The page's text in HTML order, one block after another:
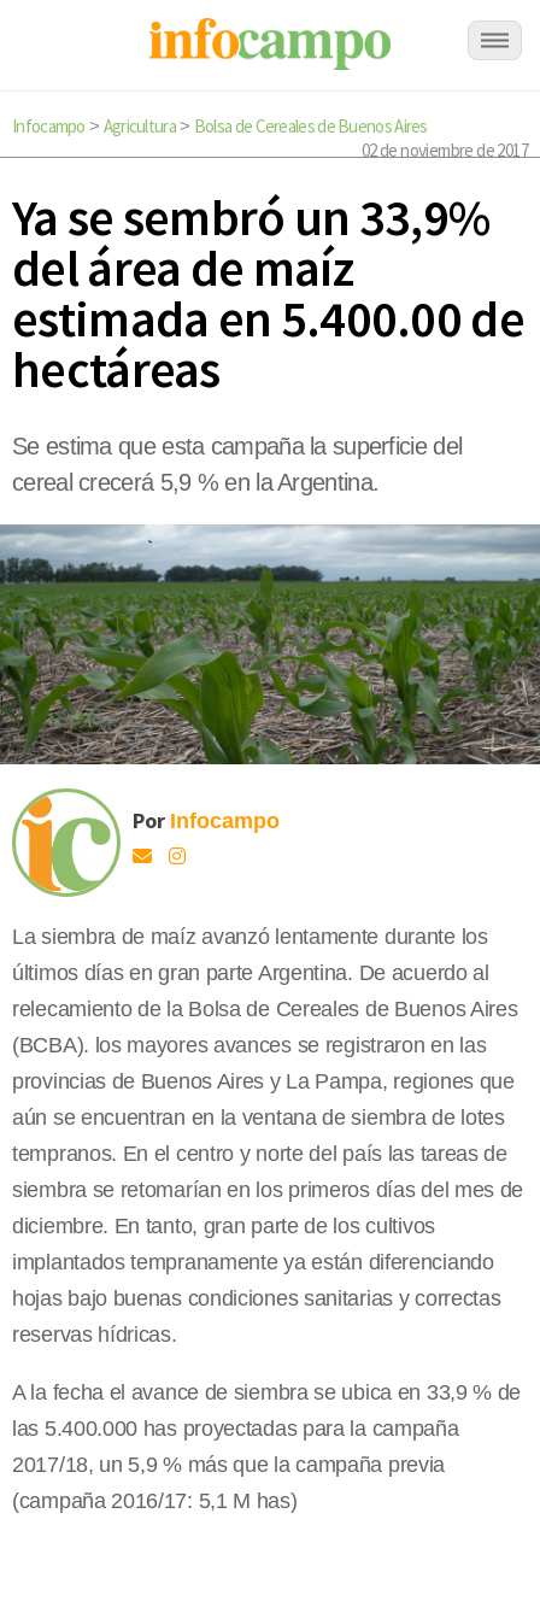
Infocampo > Agricultura> Bolsa de Cereales de Buenos Aires
02 de noviembre de 2017
Ya se sembró un 33,9%
del área de maíz
estimada en 5.400.00 de
hectáreas
Se estima que esta campaña la superficie del
cereal crecerá 5,9 % en la Argentina.
Por Infocampo
La siembra de maíz avanzó lentamente durante los
últimos días en gran parte Argentina. De acuerdo al
relecamiento de la Bolsa de Cereales de Buenos Aires
(BCBA). los mayores avances se registraron en las
provincias de Buenos Aires y La Pampa, regiones que
aún se encuentran en la ventana de siembra de lotes
tempranos. En el centro y norte del país las tareas de
siembra se retomarían en los primeros días del mes de
diciembre. En tanto, gran parte de los cultivos
implantados tempranamente ya están diferenciando
hojas bajo buenas condiciones sanitarias y correctas
reservas hídricas.
A la fecha el avance de siembra se ubica en 33,9 % de
las 5.400.000 has proyectadas para la campaña
2017/18, un 5,9 % más que la campaña previa
(campaña 2016/17: 5,1 M has)